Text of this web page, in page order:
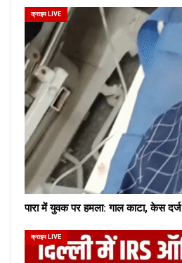
क्राइम LIVE
पारा में युवक पर हमला: गाल काटा, केस दर्ज
क्राइम LIVE